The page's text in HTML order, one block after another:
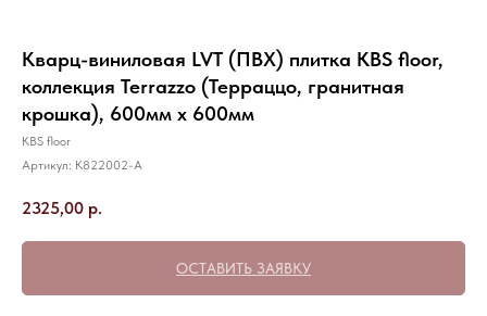
Кварц-виниловая LVT (ПВХ) плитка KBS floor,
коллекция Terrazzo (Терраццо, гранитная
крошка), 600мм х 600мм
KBS floor
Артикул: K822002-A
2325,00 р.
ОСТАВИТЬ ЗАЯВКУ